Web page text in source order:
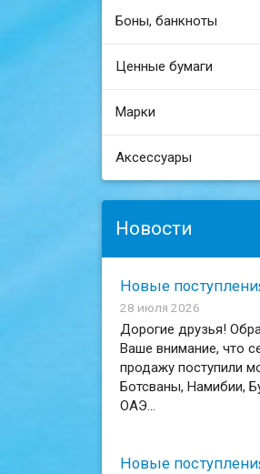
Боны, банкноты
Ценные бумаги
Марки
Аксессуары
Новости
Новые
28 июля 2026
Дорогие друзья!
Ваше внимание, что
продажу поступили
Ботсваны, Намибии,
ОАЭ...
Новые